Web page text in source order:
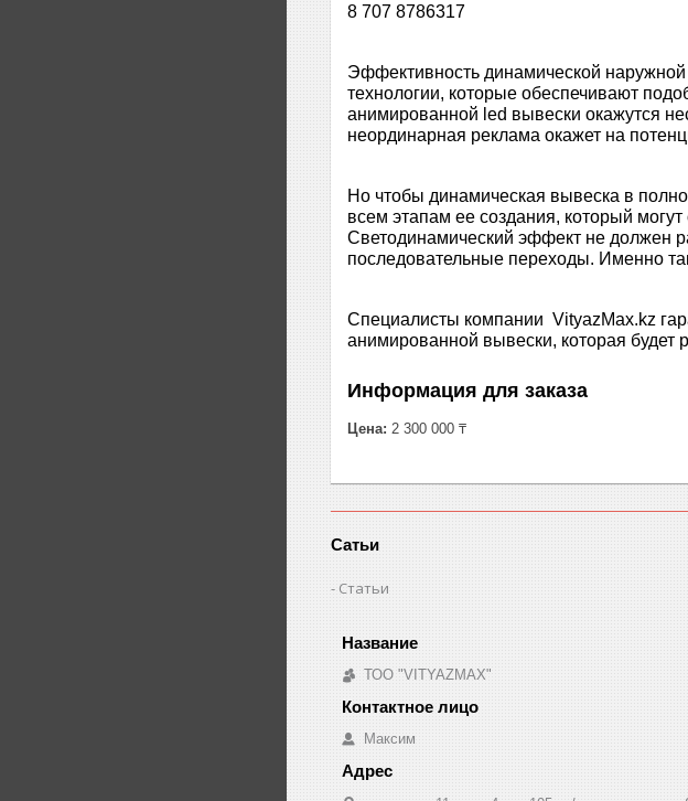
8 707 8786317
Эффективность динамической
технологии, которые обеспечивают
анимированной led вывески окажутся
неординарная реклама окажет на
Но чтобы динамическая вывеска в
всем этапам ее создания, который
Светодинамический эффект не должен
последовательные переходы. Именно
Специалисты компании VityazMax.kz
анимированной вывески, которая будет
Информация для заказа
Цена: 2 300 000 ₸
Сатьи
Статьи
ТОО "VITYAZMAX"
Максим